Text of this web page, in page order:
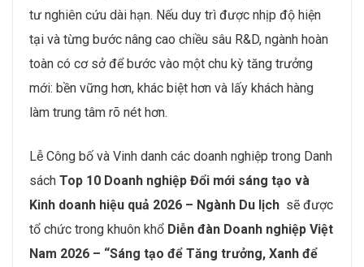
tư nghiên cứu dài hạn. Nếu duy trì được nhịp độ hiện
tại và từng bước nâng cao chiều sâu R&D, ngành hoàn
toàn có cơ sở để bước vào một chu kỳ tăng trưởng
mới: bền vững hơn, khác biệt hơn và lấy khách hàng
làm trung tâm rõ nét hơn.
Lễ Công bố và Vinh danh các doanh nghiệp trong Danh
sách Top 10 Doanh nghiệp Đổi mới sáng tạo và
Kinh doanh hiệu quả 2026 – Ngành Du lịch sẽ được
tổ chức trong khuôn khổ Diễn đàn Doanh nghiệp Việt
Nam 2026 – “Sáng tạo để Tăng trưởng, Xanh để